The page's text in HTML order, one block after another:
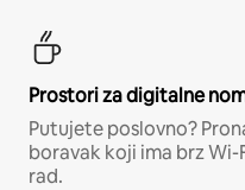
Prostori za digitalne
Putujete poslovno?
boravak koji ima brz Wi-
rad.